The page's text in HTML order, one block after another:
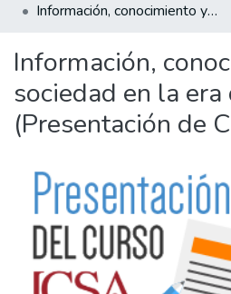
Información, conocimiento y sociedad en la era digital (Presentación de Curso).
Información,
sociedad en la
(Presentación de